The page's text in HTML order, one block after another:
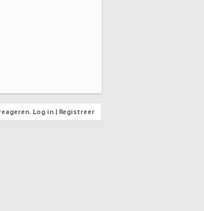
Log in | Registreer